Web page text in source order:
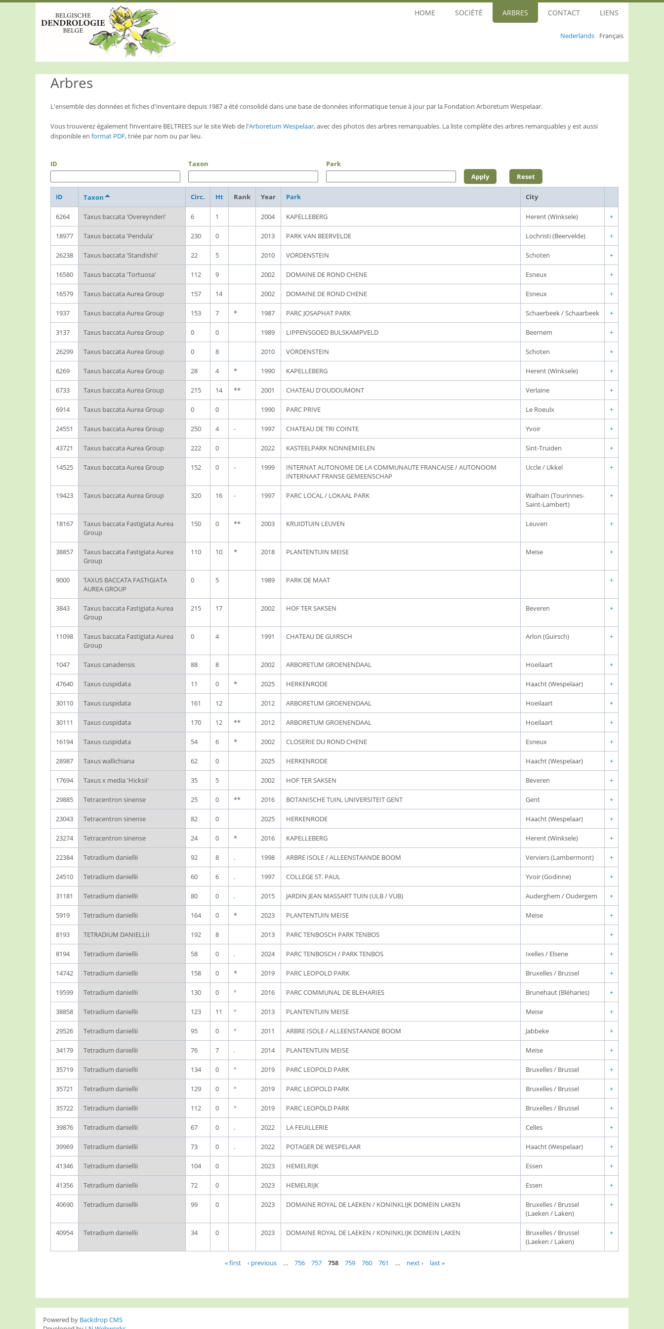
Nederlands Français
HOME SOCIÉTÉ ARBRES CONTACT LIENS
Arbres
L'ensemble des données et fiches d'inventaire depuis 1987 a été consolidé dans une base de données informatique tenue à jour par la Fondation Arboretum Wespelaar.
Vous trouverez également l’inventaire BELTREES sur le site Web de l'Arboretum Wespelaar, avec des photos des arbres remarquables. La liste complète des arbres remarquables y est aussi
disponible en format PDF, triée par nom ou par lieu.
ID Taxon Park
ID Taxon Circ. Ht Rank Year Park City
6264 Taxus baccata 'Overeynderi' 6 1 2004 KAPELLEBERG Herent (Winksele) +
18977 Taxus baccata 'Pendula' 230 0 2013 PARK VAN BEERVELDE Lochristi (Beervelde) +
26238 Taxus baccata 'Standishii' 22 5 2010 VORDENSTEIN Schoten +
16580 Taxus baccata 'Tortuosa' 112 9 2002 DOMAINE DE ROND CHENE Esneux +
16579 Taxus baccata Aurea Group 157 14 2002 DOMAINE DE ROND CHENE Esneux +
1937 Taxus baccata Aurea Group 153 7 * 1987 PARC JOSAPHAT PARK Schaerbeek / Schaarbeek +
3137 Taxus baccata Aurea Group 0 0 1989 LIPPENSGOED BULSKAMPVELD Beernem +
26299 Taxus baccata Aurea Group 0 8 2010 VORDENSTEIN Schoten +
6269 Taxus baccata Aurea Group 28 4 * 1990 KAPELLEBERG Herent (Winksele) +
6733 Taxus baccata Aurea Group 215 14 ** 2001 CHATEAU D'OUDOUMONT Verlaine +
6914 Taxus baccata Aurea Group 0 0 1990 PARC PRIVE Le Roeulx +
24551 Taxus baccata Aurea Group 250 4 - 1997 CHATEAU DE TRI COINTE Yvoir +
43721 Taxus baccata Aurea Group 222 0 2022 KASTEELPARK NONNEMIELEN Sint-Truiden +
14525 Taxus baccata Aurea Group 152 0 - 1999
INTERNAT AUTONOME DE LA COMMUNAUTE FRANCAISE / AUTONOOM
INTERNAAT FRANSE GEMEENSCHAP
Uccle / Ukkel +
19423 Taxus baccata Aurea Group 320 16 - 1997 PARC LOCAL / LOKAAL PARK
Walhain (Tourinnes-
Saint-Lambert)
+
18167
Taxus baccata Fastigiata Aurea
Group
150 0 ** 2003 KRUIDTUIN LEUVEN Leuven +
38857
Taxus baccata Fastigiata Aurea
Group
110 10 * 2018 PLANTENTUIN MEISE Meise +
9000
TAXUS BACCATA FASTIGIATA
AUREA GROUP
0 5 1989 PARK DE MAAT +
3843
Taxus baccata Fastigiata Aurea
Group
215 17 2002 HOF TER SAKSEN Beveren +
11098
Taxus baccata Fastigiata Aurea
Group
0 4 1991 CHATEAU DE GUIRSCH Arlon (Guirsch) +
1047 Taxus canadensis 88 8 2002 ARBORETUM GROENENDAAL Hoeilaart +
47640 Taxus cuspidata 11 0 * 2025 HERKENRODE Haacht (Wespelaar) +
30110 Taxus cuspidata 161 12 2012 ARBORETUM GROENENDAAL Hoeilaart +
30111 Taxus cuspidata 170 12 ** 2012 ARBORETUM GROENENDAAL Hoeilaart +
16194 Taxus cuspidata 54 6 * 2002 CLOSERIE DU ROND CHENE Esneux +
28987 Taxus wallichiana 62 0 2025 HERKENRODE Haacht (Wespelaar) +
17694 Taxus x media 'Hicksii' 35 5 2002 HOF TER SAKSEN Beveren +
29885 Tetracentron sinense 25 0 ** 2016 BOTANISCHE TUIN, UNIVERSITEIT GENT Gent +
23043 Tetracentron sinense 82 0 2025 HERKENRODE Haacht (Wespelaar) +
23274 Tetracentron sinense 24 0 * 2016 KAPELLEBERG Herent (Winksele) +
22384 Tetradium daniellii 92 8 . 1998 ARBRE ISOLE / ALLEENSTAANDE BOOM Verviers (Lambermont) +
24510 Tetradium daniellii 60 6 . 1997 COLLEGE ST. PAUL Yvoir (Godinne) +
31181 Tetradium daniellii 80 0 . 2015 JARDIN JEAN MASSART TUIN (ULB / VUB) Auderghem / Oudergem +
5919 Tetradium daniellii 164 0 * 2023 PLANTENTUIN MEISE Meise +
8193 TETRADIUM DANIELLII 192 8 2013 PARC TENBOSCH PARK TENBOS +
8194 Tetradium daniellii 58 0 . 2024 PARC TENBOSCH / PARK TENBOS Ixelles / Elsene +
14742 Tetradium daniellii 158 0 * 2019 PARC LEOPOLD PARK Bruxelles / Brussel +
19599 Tetradium daniellii 130 0 ° 2016 PARC COMMUNAL DE BLEHARIES Brunehaut (Bléharies) +
38858 Tetradium daniellii 123 11 ° 2013 PLANTENTUIN MEISE Meise +
29526 Tetradium daniellii 95 0 ° 2011 ARBRE ISOLE / ALLEENSTAANDE BOOM Jabbeke +
34179 Tetradium daniellii 76 7 . 2014 PLANTENTUIN MEISE Meise +
35719 Tetradium daniellii 134 0 ° 2019 PARC LEOPOLD PARK Bruxelles / Brussel +
35721 Tetradium daniellii 129 0 ° 2019 PARC LEOPOLD PARK Bruxelles / Brussel +
35722 Tetradium daniellii 112 0 ° 2019 PARC LEOPOLD PARK Bruxelles / Brussel +
39876 Tetradium daniellii 67 0 . 2022 LA FEUILLERIE Celles +
39969 Tetradium daniellii 73 0 . 2022 POTAGER DE WESPELAAR Haacht (Wespelaar) +
41346 Tetradium daniellii 104 0 2023 HEMELRIJK Essen +
41356 Tetradium daniellii 72 0 2023 HEMELRIJK Essen +
40690 Tetradium daniellii 99 0 2023 DOMAINE ROYAL DE LAEKEN / KONINKLIJK DOMEIN LAKEN
Bruxelles / Brussel
(Laeken / Laken)
+
40954 Tetradium daniellii 34 0 2023 DOMAINE ROYAL DE LAEKEN / KONINKLIJK DOMEIN LAKEN
Bruxelles / Brussel
(Laeken / Laken)
+
« first ‹ previous … 756 757 758 759 760 761 … next › last »
Powered by Backdrop CMS